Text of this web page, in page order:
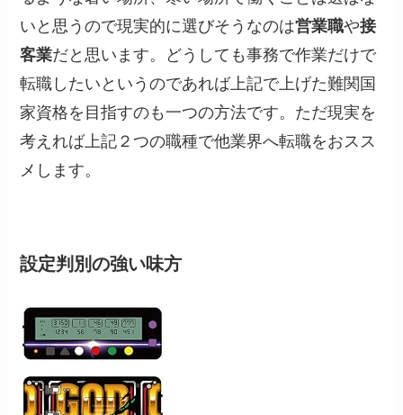
いと思うので現実的に選びそうなのは営業職や接
客業だと思います。どうしても事務で作業だけで
転職したいというのであれば上記で上げた難関国
家資格を目指すのも一つの方法です。ただ現実を
考えれば上記２つの職種で他業界へ転職をおスス
メします。
設定判別の強い味方